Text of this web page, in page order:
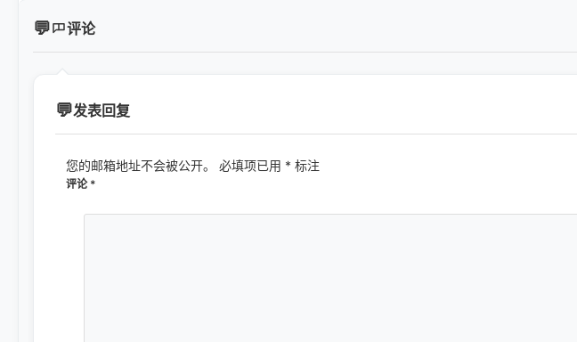
评论
发表回复
您的邮箱地址不会被公开。 必填项已用 * 标注
评论 *